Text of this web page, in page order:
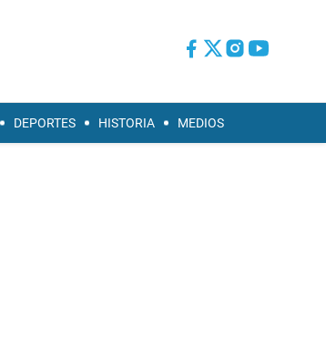
DEPORTES HISTORIA MEDIOS